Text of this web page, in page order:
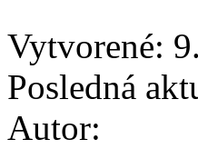
Vytvorené:
Posledná
Autor: